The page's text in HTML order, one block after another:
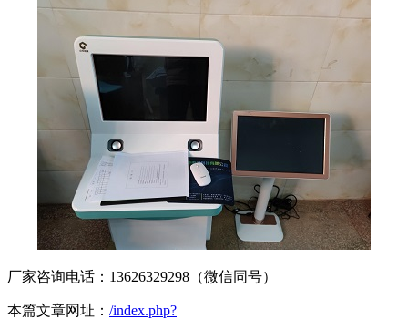
厂家咨询电话：13626329298（微信同号）
本篇文章网址： /index.php?